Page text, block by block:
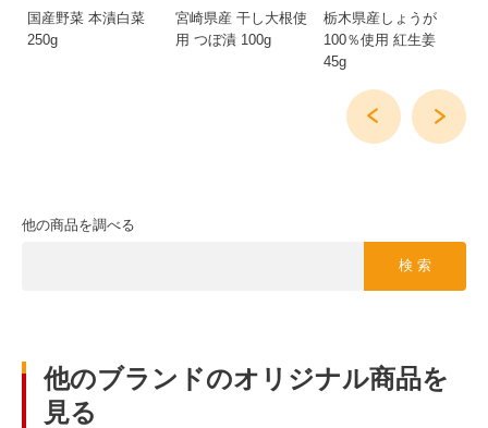
国産野菜 本漬白菜
250g
宮崎県産 干し大根使
用 つぼ漬 100g
栃木県産しょうが
100％使用 紅生姜
45g
他の商品を調べる
検 索
他のブランドのオリジナル商品を
見る